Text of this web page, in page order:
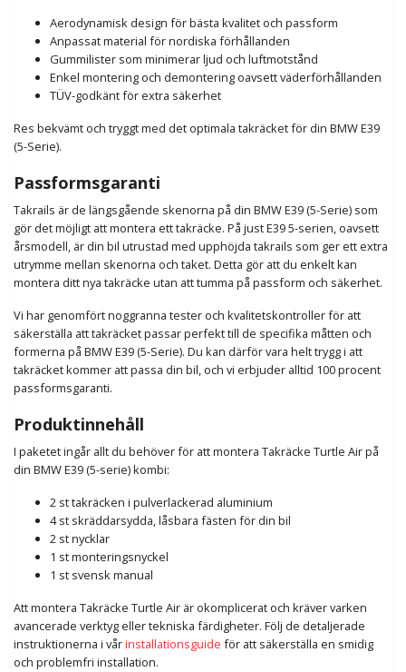
Aerodynamisk design för bästa kvalitet och passform
Anpassat material för nordiska förhållanden
Gummilister som minimerar ljud och luftmotstånd
Enkel montering och demontering oavsett väderförhållanden
TÜV-godkänt för extra säkerhet
Res bekvämt och tryggt med det optimala takräcket för din BMW E39
(5-Serie).
Passformsgaranti
Takrails är de längsgående skenorna på din BMW E39 (5-Serie) som
gör det möjligt att montera ett takräcke. På just E39 5-serien, oavsett
årsmodell, är din bil utrustad med upphöjda takrails som ger ett extra
utrymme mellan skenorna och taket. Detta gör att du enkelt kan
montera ditt nya takräcke utan att tumma på passform och säkerhet.
Vi har genomfört noggranna tester och kvalitetskontroller för att
säkerställa att takräcket passar perfekt till de specifika måtten och
formerna på BMW E39 (5-Serie). Du kan därför vara helt trygg i att
takräcket kommer att passa din bil, och vi erbjuder alltid 100 procent
passformsgaranti.
Produktinnehåll
I paketet ingår allt du behöver för att montera Takräcke Turtle Air på
din BMW E39 (5-serie) kombi:
2 st takräcken i pulverlackerad aluminium
4 st skräddarsydda, låsbara fästen för din bil
2 st nycklar
1 st monteringsnyckel
1 st svensk manual
Att montera Takräcke Turtle Air är okomplicerat och kräver varken
avancerade verktyg eller tekniska färdigheter. Följ de detaljerade
instruktionerna i vårinstallationsguide för att säkerställa en smidig
och problemfri installation.